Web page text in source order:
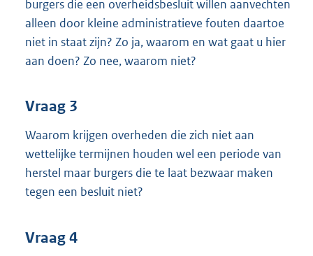
burgers die een overheidsbesluit willen aanvechten
alleen door kleine administratieve fouten daartoe
niet in staat zijn? Zo ja, waarom en wat gaat u hier
aan doen? Zo nee, waarom niet?
Vraag 3
Waarom krijgen overheden die zich niet aan
wettelijke termijnen houden wel een periode van
herstel maar burgers die te laat bezwaar maken
tegen een besluit niet?
Vraag 4